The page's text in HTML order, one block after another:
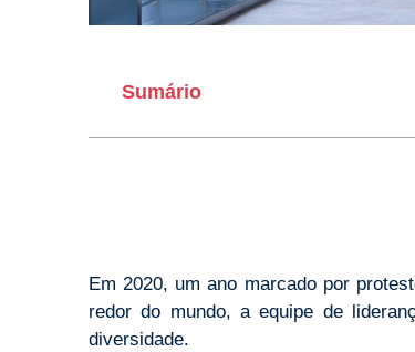
Sumário
Em 2020, um ano marcado por
redor do mundo, a equipe de
diversidade.